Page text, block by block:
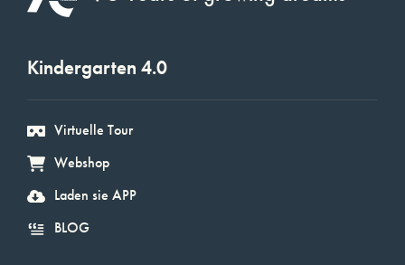
Kindergarten 4.0
Virtuelle Tour
Webshop
Laden sie APP
BLOG